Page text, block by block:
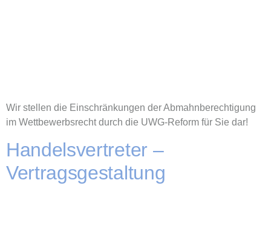
Wir stellen die Einschränkungen der Abmahnberechtigung
im Wettbewerbsrecht durch die UWG-Reform für Sie dar!
Handelsvertreter –
Vertragsgestaltung